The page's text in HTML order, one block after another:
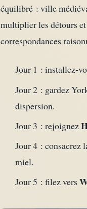
équilibré : ville
multiplier les détours
correspondances
Jour 1 : installez-
Jour 2 : gardez
dispersion.
Jour 3 : rejoignez
Jour 4 : consacrez
miel.
Jour 5 : filez vers